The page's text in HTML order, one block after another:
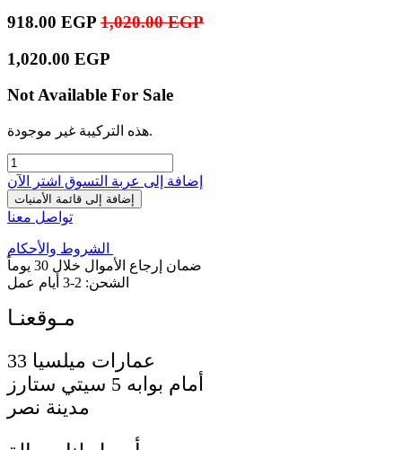
918.00 EGP 1,020.00EGP
1,020.00 EGP
Not Available For Sale
هذه التركيبة غير موجودة.
إضافة إلى عربة التسوق اشترِ الآن
إضافة إلى قائمة الأمنيات
تواصل معنا
الشروط والأحكام
ضمان إرجاع الأموال خلال 30 يوماً
الشحن: 2-3 أيام عمل
أمام بوابه 5 سيتي ستارز
مدينة نصر